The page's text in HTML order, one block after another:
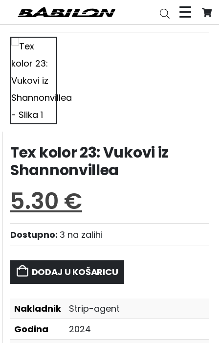
Tex kolor 23: Vukovi iz
Shannonvillea
5.30 €
Dostupno: 3 na zalihi
DODAJ U KOŠARICU
Nakladnik
Strip-agent
Godina
2024